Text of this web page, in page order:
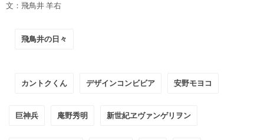
文：飛鳥井 羊右
飛鳥井の日々
カントクくん デザインコンビビア 安野モヨコ
巨神兵 庵野秀明 新世紀ヱヴァンゲリヲン